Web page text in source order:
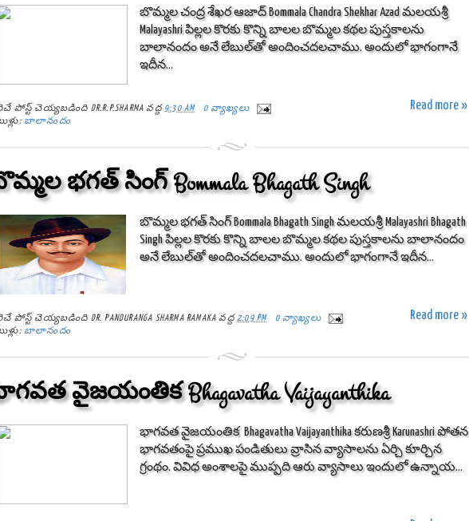
బొమ్మల చంద్ర శేఖర ఆజాద్ Bommala Chandra Shekhar Azad మలయశ్రీ
Malayashri పిల్లల కొరకు కొన్ని బాలల బొమ్మల కథల పుస్తకాలను
బాలానందం అనే లేబుల్‌తో అందించదలచాము. అందులో భాగంగానే
ఇదీన...
Read more »
పోస్ట్ చెయ్యబడింది DR.R.P.SHARMA వద్ద 9:30 AM
0 వ్యాఖ్యలు
బాలానందం
భగత్ సింగ్ Bommala Bhagath Singh
బొమ్మల భగత్ సింగ్ Bommala Bhagath Singh మలయశ్రీ Malayashri Bhagath
Singh పిల్లల కొరకు కొన్ని బాలల బొమ్మల కథల పుస్తకాలను బాలానందం
అనే లేబుల్‌తో అందించదలచాము. అందులో భాగంగానే ఇదీన...
Read more »
పోస్ట్ చెయ్యబడింది DR. PANDURANGA SHARMA RAMAKA వద్ద 2:09 PM
0 వ్యాఖ్యలు
బాలానందం
వైజయంతిక Bhagavatha Vaijayanthika
భాగవత వైజయంతిక Bhagavatha Vaijayanthika కరుణశ్రీ Karunashri పోతన
భాగవతంపై ప్రముఖ పండితులు వ్రాసిన వ్యాసాలను ఏర్చి కూర్చిన
గ్రంథం. వివిధ అంశాలపై ముప్పది ఆరు వ్యాసాలు ఇందులో ఉన్నాయ...